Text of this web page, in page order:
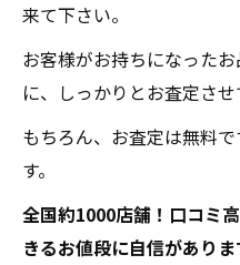
来て下さい。
お客様がお持ちになった
に、しっかりとお査定させ
もちろん、お査定は無料
す。
全国約1000店舗！口コミ
きるお値段に自信がありま